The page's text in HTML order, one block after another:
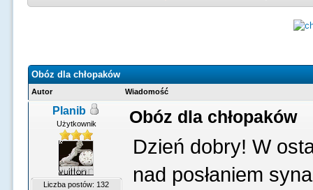
Obóz dla chłopaków
Autor Wiadomość
Planib
Użytkownik
Liczba postów: 132
Obóz dla chłopaków
Dzień dobry! W
nad posłaniem